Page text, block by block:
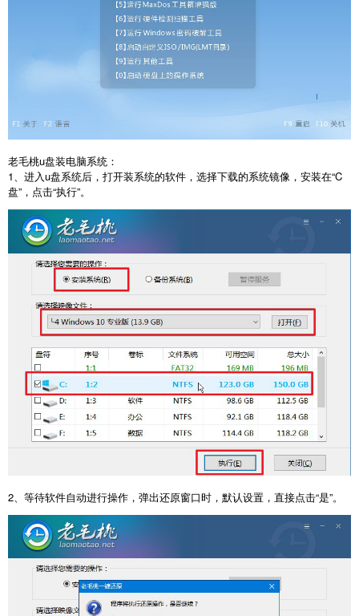
老毛桃u盘装电脑系统：
1、进入u盘系统后，打开装系统的软件，选择下载的系统镜像，安装在“C
盘” ，点击“执行”。
2、等待软件自动进行操作，弹出还原窗口时，默认设置，直接点击“是”。